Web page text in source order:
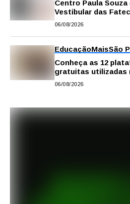
Centro Paula
Vestibular das
semestre de 2027
06/08/2026
EducaçãoMaisSão
Conheça as 12
gratuitas utilizadas
para reforçar a
06/08/2026